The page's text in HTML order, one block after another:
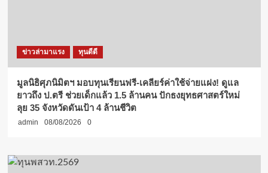
ข่าวล่ามาแรง ทุนดีดี
มูลนิธิศุภนิมิตฯ มอบทุนเรียนฟรี-เคลียร์ค่าใช้จ่ายแฝง! ดูแล
ยาวถึง ป.ตรี ช่วยเด็กแล้ว 1.5 ล้านคน ปักธงยุทธศาสตร์ใหม่
ลุย 35 จังหวัดดันเป้า 4 ล้านชีวิต
admin 08/08/2026 0